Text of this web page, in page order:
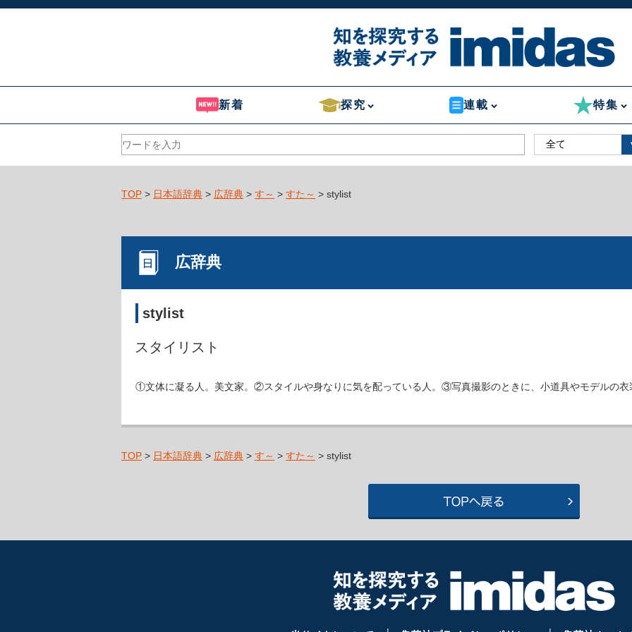
新着 探究 連載 特集
TOP > 日本語辞典 > 広辞典 > す～ > すた～ > stylist
広辞典
stylist
スタイリスト
①文体に凝る人。美文家。②スタイルや身なりに気を配っている人。③写真撮影のときに、小道具やモデルの衣
TOP > 日本語辞典 > 広辞典 > す～ > すた～ > stylist